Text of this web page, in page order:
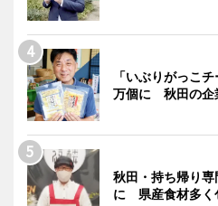
「いぶりがっこ
万個に 秋田の企
秋田・持ち帰り
に 県産食材多く